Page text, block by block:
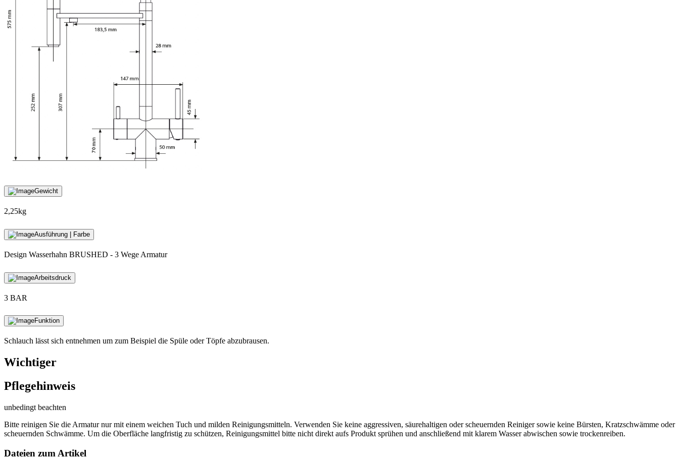
Gewicht
2,25kg
Ausführung | Farbe
Design Wasserhahn BRUSHED - 3 Wege Armatur
Arbeitsdruck
3 BAR
Funktion
Schlauch lässt sich entnehmen um zum Beispiel die Spüle oder Töpfe abzubrausen.
Wichtiger
Pflegehinweis
unbedingt beachten
Bitte reinigen Sie die Armatur nur mit einem weichen Tuch und milden Reinigungsmitteln. Verwenden Sie keine aggressiven, säurehaltigen oder scheuernden Reiniger sowie keine Bürsten, Kratzschwämme oder
scheuernden Schwämme. Um die Oberfläche langfristig zu schützen, Reinigungsmittel bitte nicht direkt aufs Produkt sprühen und anschließend mit klarem Wasser abwischen sowie trockenreiben.
Dateien zum Artikel